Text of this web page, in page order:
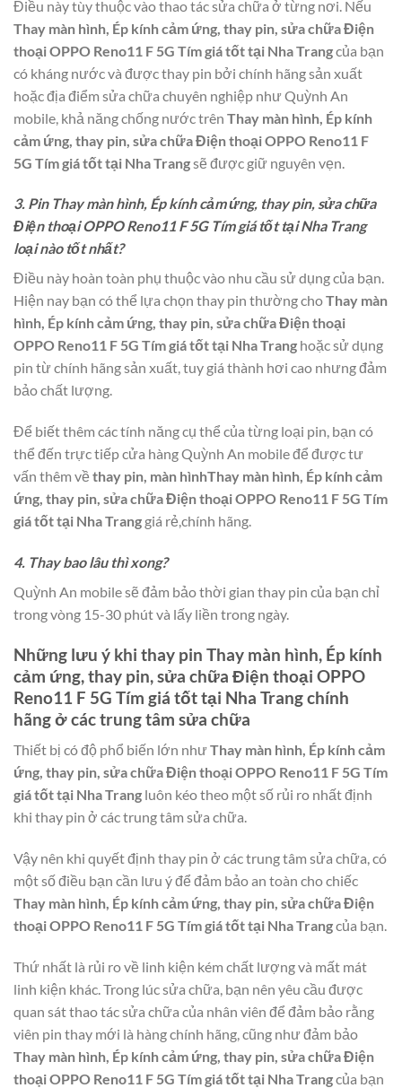
Điều này tùy thuộc vào thao tác sửa chữa ở từng nơi. Nếu
Thay màn hình, Ép kính cảm ứng, thay pin, sửa chữa Điện
thoại OPPO Reno11 F 5G Tím giá tốt tại Nha Trangcủa bạn
có kháng nước và được thay pin bởi chính hãng sản xuất
hoặc địa điểm sửa chữa chuyên nghiệp như Quỳnh An
mobile, khả năng chống nước trên Thay màn hình, Ép kính
cảm ứng, thay pin, sửa chữa Điện thoại OPPO Reno11 F
5G Tím giá tốt tại Nha Trangsẽ được giữ nguyên vẹn.
3. Pin Thay màn hình, Ép kính cảm ứng, thay pin, sửa chữa
Điện thoại OPPO Reno11 F 5G Tím giá tốt tại Nha Trang
loại nào tốt nhất?
Điều này hoàn toàn phụ thuộc vào nhu cầu sử dụng của bạn.
Hiện nay bạn có thể lựa chọn thay pin thường choThay màn
hình, Ép kính cảm ứng, thay pin, sửa chữa Điện thoại
OPPO Reno11 F 5G Tím giá tốt tại Nha Trang hoặc sử dụng
pin từ chính hãng sản xuất, tuy giá thành hơi cao nhưng đảm
bảo chất lượng.
Để biết thêm các tính năng cụ thể của từng loại pin, bạn có
thể đến trực tiếp cửa hàng Quỳnh An mobile để được tư
vấn thêm về thay pin, màn hìnhThay màn hình, Ép kính cảm
ứng, thay pin, sửa chữa Điện thoại OPPO Reno11 F 5G Tím
giá tốt tại Nha Trang giá rẻ,chính hãng.
4. Thay bao lâu thì xong?
Quỳnh An mobile sẽ đảm bảo thời gian thay pin của bạn chỉ
trong vòng 15-30 phút và lấy liền trong ngày.
Những lưu ý khi thay pin Thay màn hình, Ép kính
cảm ứng, thay pin, sửa chữa Điện thoại OPPO
Reno11 F 5G Tím giá tốt tại Nha Trangchính
hãng ở các trung tâm sửa chữa
Thiết bị có độ phổ biến lớn nhưThay màn hình, Ép kính cảm
ứng, thay pin, sửa chữa Điện thoại OPPO Reno11 F 5G Tím
giá tốt tại Nha Trang luôn kéo theo một số rủi ro nhất định
khi thay pin ở các trung tâm sửa chữa.
Vậy nên khi quyết định thay pin ở các trung tâm sửa chữa, có
một số điều bạn cần lưu ý để đảm bảo an toàn cho chiếc
Thay màn hình, Ép kính cảm ứng, thay pin, sửa chữa Điện
thoại OPPO Reno11 F 5G Tím giá tốt tại Nha Trangcủa bạn.
Thứ nhất là rủi ro về linh kiện kém chất lượng và mất mát
linh kiện khác. Trong lúc sửa chữa, bạn nên yêu cầu được
quan sát thao tác sửa chữa của nhân viên để đảm bảo rằng
viên pin thay mới là hàng chính hãng, cũng như đảm bảo
Thay màn hình, Ép kính cảm ứng, thay pin, sửa chữa Điện
thoại OPPO Reno11 F 5G Tím giá tốt tại Nha Trangcủa bạn